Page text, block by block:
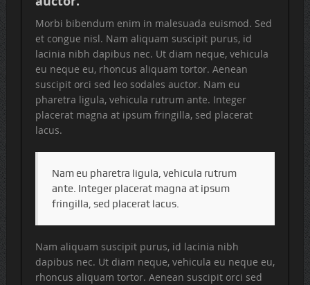
Morbi bibendum enim in malesuada euismod. Sed
et congue nisl. Nam aliquam suscipit purus, id
lacinia nibh dapibus nec. Ut diam neque, vehicula
eu neque eu, rhoncus aliquam tortor. Aenean
suscipit orci sed leo sodales auctor. Nam eu
pharetra ligula, vehicula rutrum ante. Integer
placerat magna at ipsum fringilla, sed placerat
lacus.
Nam eu pharetra ligula, vehicula rutrum
ante. Integer placerat magna at ipsum
fringilla, sed placerat lacus.
Nam aliquam suscipit purus, id lacinia nibh
dapibus nec. Ut diam neque, vehicula eu neque eu,
rhoncus aliquam tortor. Aenean suscipit orci sed